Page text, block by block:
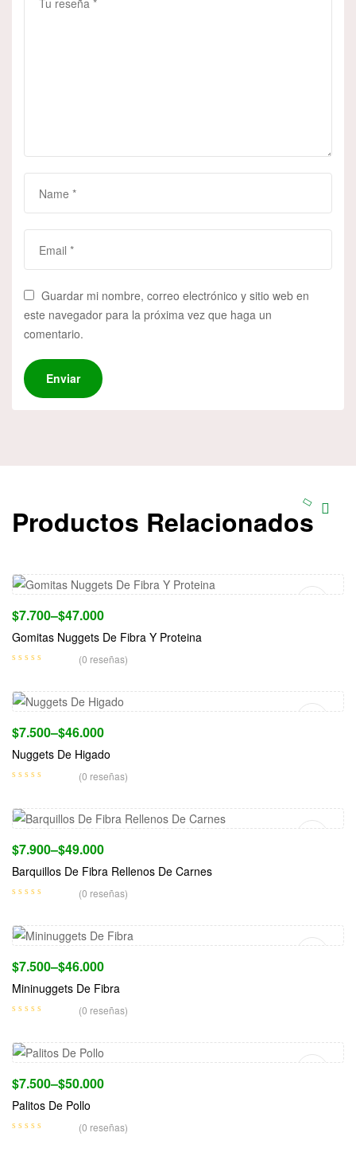
Guardar mi nombre, correo electrónico y sitio web en
este navegador para la próxima vez que haga un
comentario.
Productos Relacionados
$7.700–$47.000
Gomitas Nuggets De Fibra Y Proteina
(0 reseñas)
Seleccionar Opciones
$7.500–$46.000
Nuggets De Higado
(0 reseñas)
Seleccionar Opciones
$7.900–$49.000
Barquillos De Fibra Rellenos De Carnes
(0 reseñas)
Seleccionar Opciones
$7.500–$46.000
Mininuggets De Fibra
(0 reseñas)
Seleccionar Opciones
$7.500–$50.000
Palitos De Pollo
(0 reseñas)